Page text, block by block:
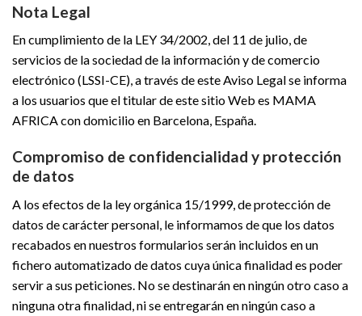
Nota Legal
En cumplimiento de la LEY 34/2002, del 11 de julio, de
servicios de la sociedad de la información y de comercio
electrónico (LSSI-CE), a través de este Aviso Legal se informa
a los usuarios que el titular de este sitio Web es MAMA
AFRICA con domicilio en Barcelona, España.
Compromiso de confidencialidad y protección
de datos
A los efectos de la ley orgánica 15/1999, de protección de
datos de carácter personal, le informamos de que los datos
recabados en nuestros formularios serán incluidos en un
fichero automatizado de datos cuya única finalidad es poder
servir a sus peticiones. No se destinarán en ningún otro caso a
ninguna otra finalidad, ni se entregarán en ningún caso a